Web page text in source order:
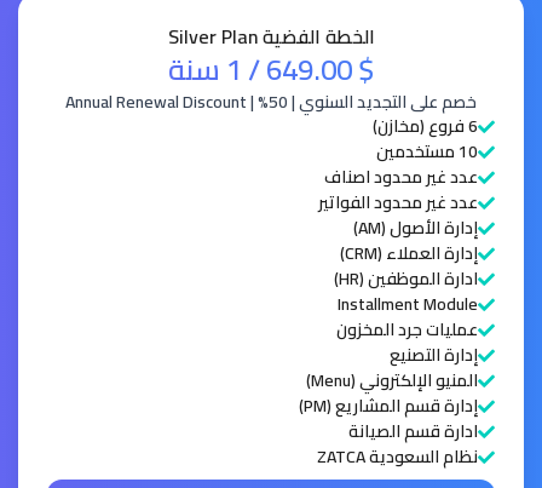
الخطة الفضية Silver Plan
$ 649.00 / 1 سنة
خصم على التجديد السنوي | 50% | Annual Renewal Discount
6 فروع (مخازن)
10 مستخدمين
عدد غير محدود اصناف
عدد غير محدود الفواتير
إدارة الأصول (AM)
إدارة العملاء (CRM)
ادارة الموظفين (HR)
Installment Module
عمليات جرد المخزون
إدارة التصنيع
المنيو الإلكتروني (Menu)
إدارة قسم المشاريع (PM)
ادارة قسم الصيانة
نظام السعودية ZATCA